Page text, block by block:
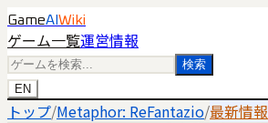
GameAI Wiki
ゲーム一覧運営情報
検索
EN
トップ/Metaphor: ReFantazio/最新情報